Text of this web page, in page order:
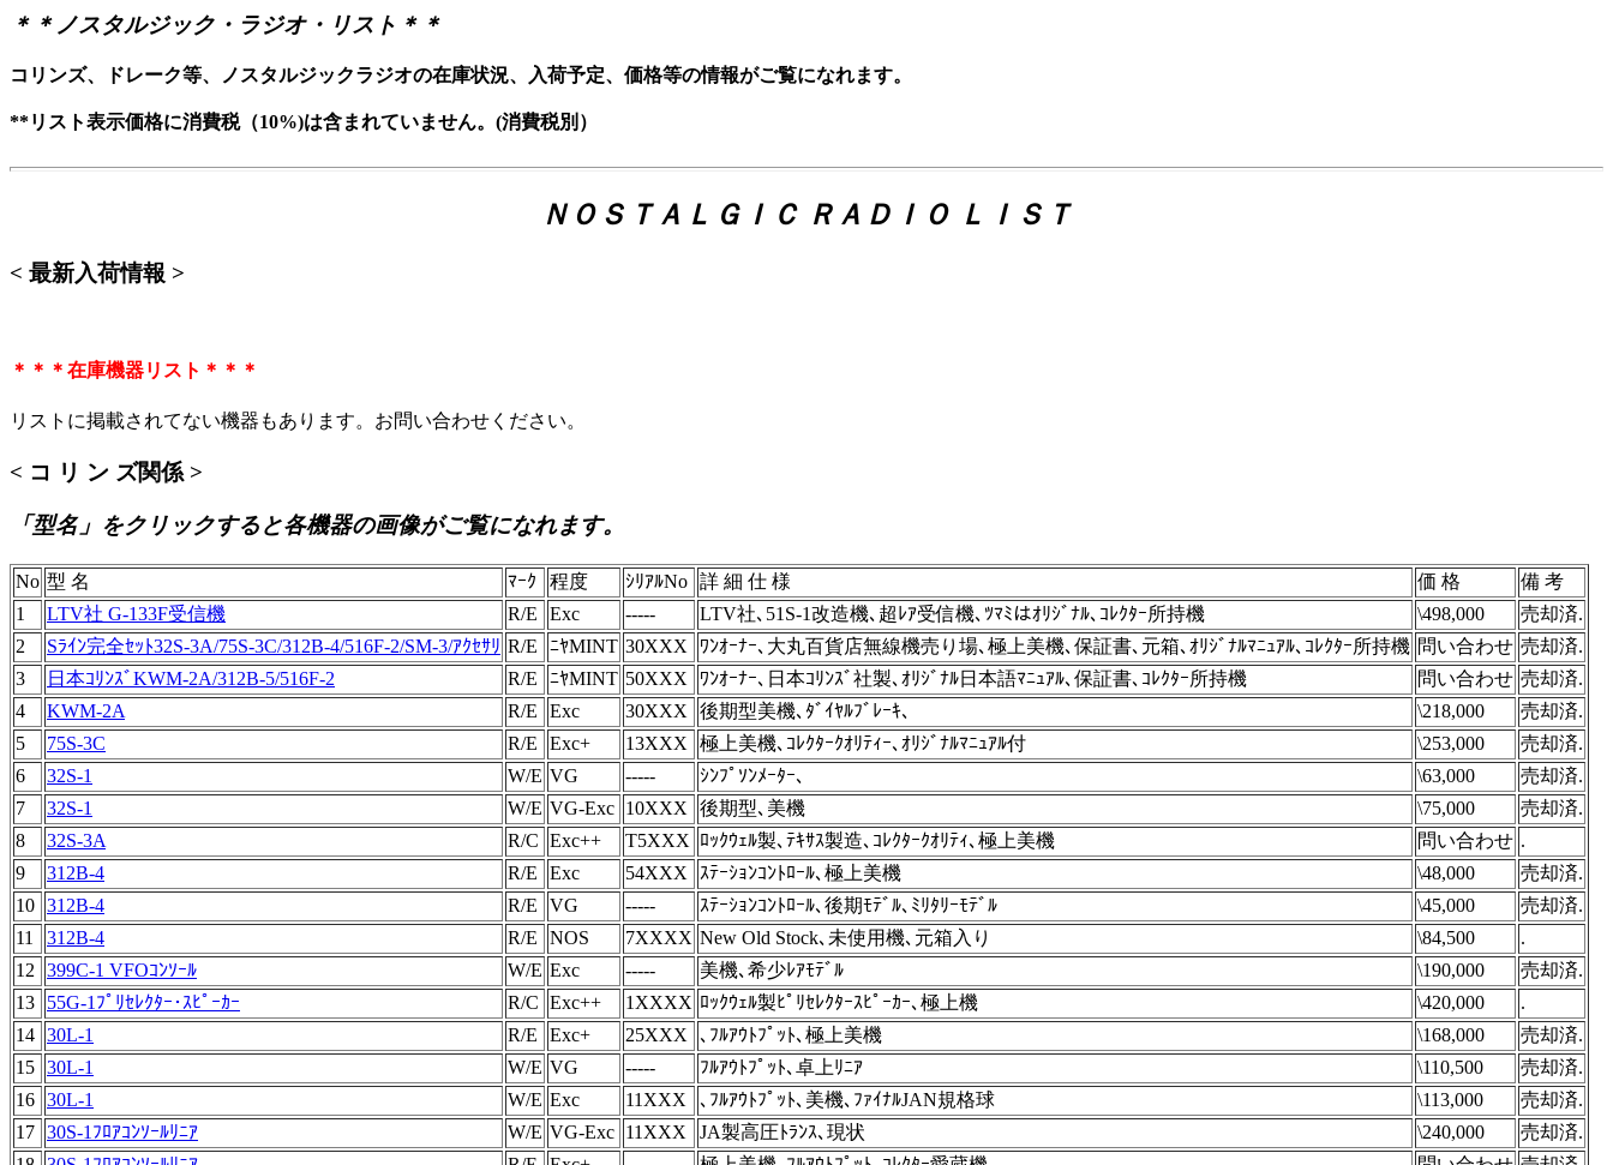
＊＊ノスタルジック・ラジオ・リスト＊＊
コリンズ、ドレーク等、ノスタルジックラジオの在庫状況、入荷予定、価格等の情報がご覧になれます。
**リスト表示価格に消費税（10%)は含まれていません。(消費税別）
ＮＯＳＴＡＬＧＩＣ ＲＡＤＩＯ ＬＩＳＴ
< 最新入荷情報 >
＊＊＊在庫機器リスト＊＊＊
リストに掲載されてない機器もあります。お問い合わせください。
< コ リ ン ズ関係 >
「型名」をクリックすると各機器の画像がご覧になれます。
No 型 名 ﾏｰｸ 程度 ｼﾘｱﾙNo 詳 細 仕 様 価 格
備 考
1
LTV社 G-133F受信機 R/E Exc ----- LTV社､51S-1改造機､超ﾚｱ受信機､ﾂﾏﾐはｵﾘｼﾞﾅﾙ､ｺﾚｸﾀｰ所持機 \498,000
売却済.
2
Sﾗｲﾝ完全ｾｯﾄ32S-3A/75S-3C/312B-4/516F-2/SM-3/ｱｸｾｻﾘ R/E ﾆﾔMINT 30XXX ﾜﾝｵｰﾅｰ､大丸百貨店無線機売り場､極上美機､保証書､元箱､ｵﾘｼﾞﾅﾙﾏﾆｭｱﾙ､ｺﾚｸﾀｰ所持機 問い合わせ 売却済.
3
日本ｺﾘﾝｽﾞKWM-2A/312B-5/516F-2 R/E ﾆﾔMINT 50XXX ﾜﾝｵｰﾅｰ､日本ｺﾘﾝｽﾞ社製､ｵﾘｼﾞﾅﾙ日本語ﾏﾆｭｱﾙ､保証書､ｺﾚｸﾀｰ所持機 問い合わせ 売却済.
4
KWM-2A R/E Exc 30XXX 後期型美機､ﾀﾞｲﾔﾙﾌﾞﾚｰｷ､ \218,000
売却済.
5
75S-3C R/E Exc+ 13XXX 極上美機､ｺﾚｸﾀｰｸｵﾘﾃｨｰ､ｵﾘｼﾞﾅﾙﾏﾆｭｱﾙ付 \253,000
売却済.
6
32S-1 W/E VG ----- ｼﾝﾌﾟｿﾝﾒｰﾀｰ､ \63,000
売却済.
7
32S-1 W/E VG-Exc 10XXX 後期型､美機 \75,000
売却済.
8
32S-3A R/C Exc++ T5XXX ﾛｯｸｳｪﾙ製､ﾃｷｻｽ製造､ｺﾚｸﾀｰｸｵﾘﾃｨ､極上美機 問い合わせ .
9
312B-4 R/E Exc 54XXX ｽﾃｰｼｮﾝｺﾝﾄﾛｰﾙ､極上美機 \48,000
売却済.
10 312B-4 R/E VG ----- ｽﾃｰｼｮﾝｺﾝﾄﾛｰﾙ､後期ﾓﾃﾞﾙ､ﾐﾘﾀﾘｰﾓﾃﾞﾙ \45,000
売却済.
11
312B-4 R/E NOS 7XXXX New Old Stock､未使用機､元箱入り \84,500
.
12
399C-1 VFOｺﾝｿｰﾙ W/E Exc ----- 美機､希少ﾚｱﾓﾃﾞﾙ \190,000
売却済.
13
55G-1ﾌﾟﾘｾﾚｸﾀｰ･ｽﾋﾟｰｶｰ R/C Exc++ 1XXXX ﾛｯｸｳｪﾙ製ﾋﾟﾘｾﾚｸﾀｰｽﾋﾟｰｶｰ､極上機 \420,000
.
14 30L-1 R/E Exc+ 25XXX ､ﾌﾙｱｳﾄﾌﾟｯﾄ､極上美機 \168,000
売却済.
15 30L-1 W/E VG ----- ﾌﾙｱｳﾄﾌﾟｯﾄ､卓上ﾘﾆｱ \110,500
売却済.
16 30L-1 W/E Exc 11XXX ､ﾌﾙｱｳﾄﾌﾟｯﾄ､美機､ﾌｧｲﾅﾙJAN規格球 \113,000
売却済.
17 30S-1ﾌﾛｱｺﾝｿｰﾙﾘﾆｱ W/E VG-Exc 11XXX JA製高圧ﾄﾗﾝｽ､現状 \240,000
売却済.